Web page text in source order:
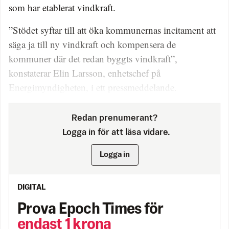
som har etablerat vindkraft.
”Stödet syftar till att öka kommunernas incitament att
säga ja till ny vindkraft och kompensera de
kommuner där det redan byggts vindkraft”,
konstaterar Elin Larsson, enhetschef på
Energimyndigheten, i ett pressmeddelande.
Redan prenumerant?
Logga in för att läsa vidare.
Logga in
DIGITAL
Prova Epoch Times för
endast 1 krona